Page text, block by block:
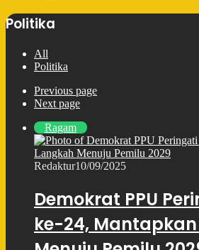
Politika
All
Politika
Previous page
Next page
Ragam
Redaktur10/09/2025
Demokrat PPU
ke-24,